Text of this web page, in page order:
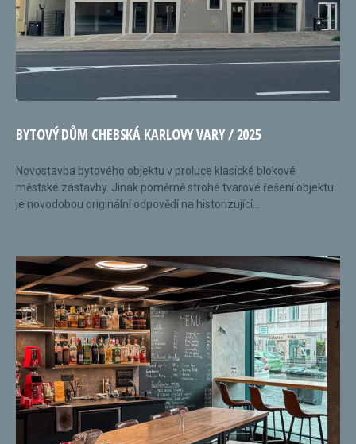
BYTOVÝ DŮM CHEBSKÁ KARLOVY VARY / 2025
Novostavba bytového objektu v proluce klasické blokové
městské zástavby. Jinak poměrně strohé tvarové řešení objektu
je novodobou originální odpovědí na historizující...